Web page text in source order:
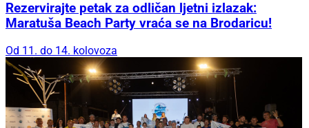
Rezervirajte petak za odličan ljetni izlazak:
Maratuša Beach Party vraća se na Brodaricu!
Od 11. do 14. kolovoza